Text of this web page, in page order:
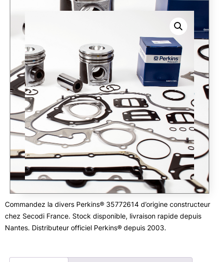
Commandez la divers Perkins® 35772614 d’origine constructeur
chez Secodi France. Stock disponible, livraison rapide depuis
Nantes. Distributeur officiel Perkins® depuis 2003.